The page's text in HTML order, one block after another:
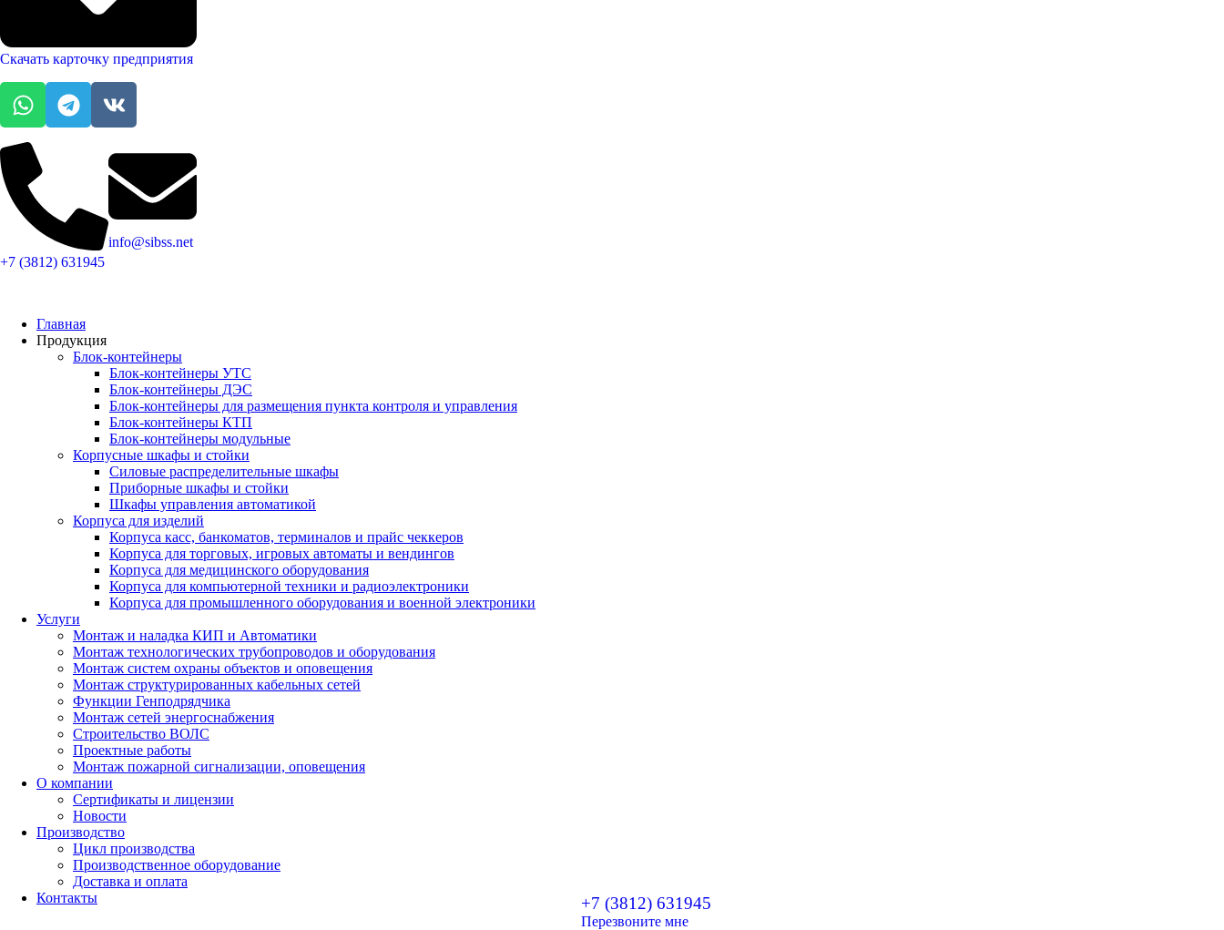
Скачать карточку предприятия
+7 (3812) 631945
info@sibss.net
Главная
Продукция
Блок-контейнеры
Блок-контейнеры УТС
Блок-контейнеры ДЭС
Блок-контейнеры для размещения пункта контроля и управления
Блок-контейнеры КТП
Блок-контейнеры модульные
Корпусные шкафы и стойки
Силовые распределительные шкафы
Приборные шкафы и стойки
Шкафы управления автоматикой
Корпуса для изделий
Корпуса касс, банкоматов, терминалов и прайс чеккеров
Корпуса для торговых, игровых автоматы и вендингов
Корпуса для медицинского оборудования
Корпуса для компьютерной техники и радиоэлектроники
Корпуса для промышленного оборудования и военной электроники
Услуги
Монтаж и наладка КИП и Автоматики
Монтаж технологических трубопроводов и оборудования
Монтаж систем охраны объектов и оповещения
Монтаж структурированных кабельных сетей
Функции Генподрядчика
Монтаж сетей энергоснабжения
Строительство ВОЛС
Проектные работы
Монтаж пожарной сигнализации, оповещения
О компании
Сертификаты и лицензии
Новости
Производство
Цикл производства
Производственное оборудование
Доставка и оплата
Контакты
+7 (3812) 631945
Перезвоните мне